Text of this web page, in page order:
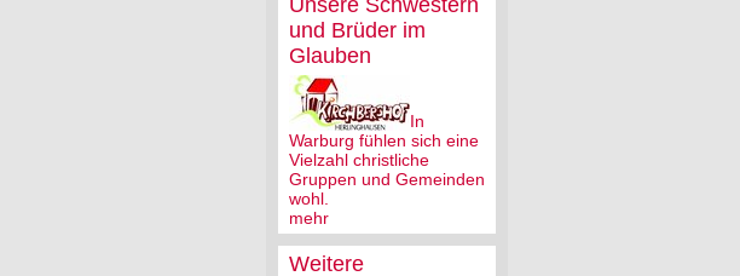
Unsere Schwestern
und Brüder im
Glauben
In
Warburg fühlen sich eine
Vielzahl christliche
Gruppen und Gemeinden
wohl.
mehr
Weitere